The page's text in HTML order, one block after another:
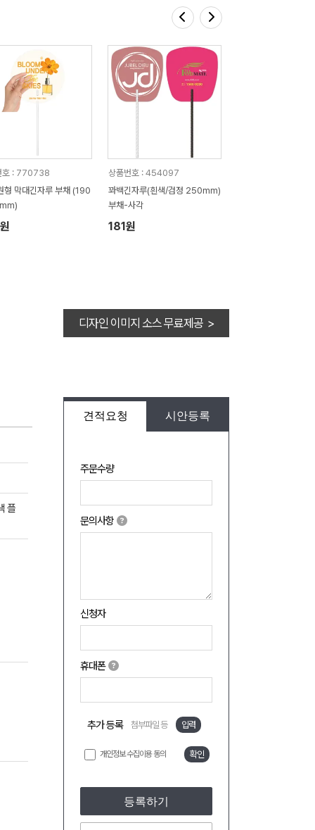
호 : 770738
형 막대긴자루 부채 (190
상품번호 : 454097
꽈백긴자루(흰색/검정 250mm)
부채-사각
181원
디자인 이미지 소스 무료제공 >
견적요청 시안등록
주문수량
문의사항
신청자
휴대폰
추가 등록 첨부파일 등 입력
개인정보 수집이용 동의 확인
등록하기
플